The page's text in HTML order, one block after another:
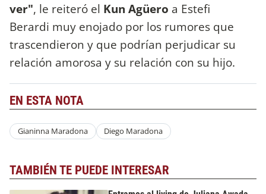
ver", le reiteró el Kun Agüero a Estefi
Berardi muy enojado por los rumores que
trascendieron y que podrían perjudicar su
relación amorosa y su relación con su hijo.
EN ESTA NOTA
Gianinna Maradona Diego Maradona
TAMBIÉN TE PUEDE INTERESAR